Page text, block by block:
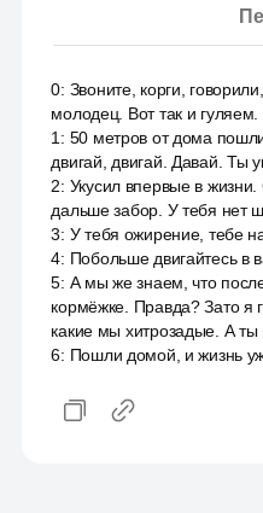
0: Звоните, корги,
молодец. Вот так и
1 : 50 метров от дома пошли
двигай, двигай. Давай. Ты
2: Укусил впервые в
дальше забор. У тебя нет
3: У тебя ожирение, тебе
4: Побольше двигайтесь в
5: А мы же знаем, что
кормёжке. Правда? Зато
какие мы хитрозадые. А
6: Пошли домой, и жизнь